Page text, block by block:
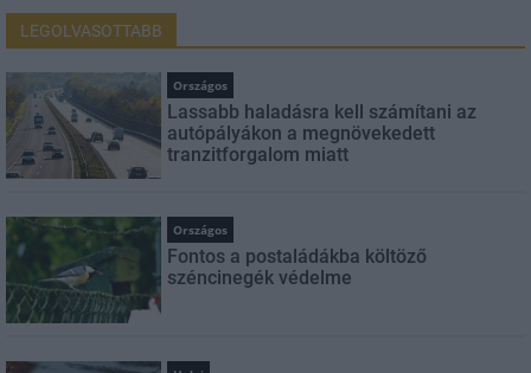
LEGOLVASOTTABB
Országos
Lassabb haladásra kell számítani az
autópályákon a megnövekedett
tranzitforgalom miatt
Országos
Fontos a postaládákba költöző
széncinegék védelme